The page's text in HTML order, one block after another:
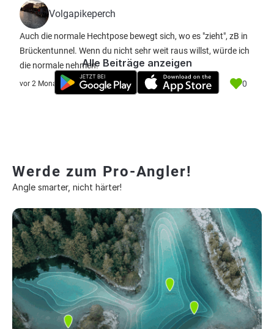
Volgapikeperch
Auch die normale Hechtpose bewegt sich, wo es "zieht", zB in
Brückentunnel. Wenn du nicht sehr weit raus willst, würde ich
die normale nehmen.
vor 2 Monate 0
Alle Beiträge anzeigen
Werde zum Pro-Angler!
Angle smarter, nicht härter!